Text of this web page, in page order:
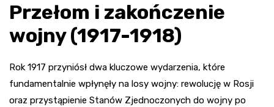
Przełom i zakończenie
wojny (1917-1918)
Rok 1917 przyniósł dwa kluczowe wydarzenia, które
fundamentalnie wpłynęły na losy wojny: rewolucję w Rosji
oraz przystąpienie Stanów Zjednoczonych do wojny po